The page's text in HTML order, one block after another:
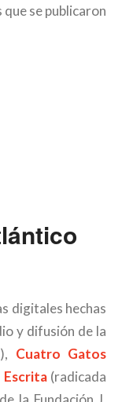
se publicaron
digitales hechas
y difusión de la
Cuatro Gatos
Escrita (radicada